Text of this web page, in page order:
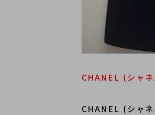
CHANEL (シャ
CHANEL (シャネ